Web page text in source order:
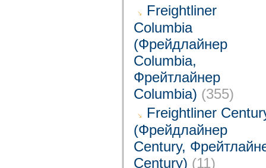
Freightliner
Columbia
(Фрейдлайнер
Columbia,
Фрейтлайнер
Columbia) (355)
Freightliner
(Фрейдлайнер
Century,
Century) (11)